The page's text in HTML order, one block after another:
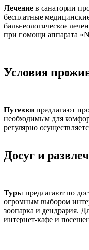
Лечение в санатории
бесплатные
бальнеологическое
при помощи аппарата
Условия
Путевки предлагают
необходимым для
регулярно
Досуг и
Туры предлагают по
огромным выбором
зоопарка и дендрария.
интернет-кафе и